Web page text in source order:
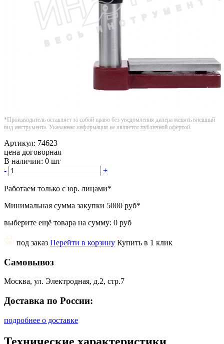
*Производитель оставляет за собой право без уведомления дилера менять внешний
вид инструмента. Указанная информация не является публичной офертой.
Артикул: 74623
цена договорная
В наличии: 0 шт
-
+
Работаем только с юр. лицами*
Минимальная сумма закупки 5000 руб*
выберите ещё товара на сумму: 0 руб
под заказ Перейти в корзину Купить в 1 клик
Самовывоз
Москва, ул. Электродная, д.2, стр.7
Доставка по России:
подробнее о доставке
Технические характеристики